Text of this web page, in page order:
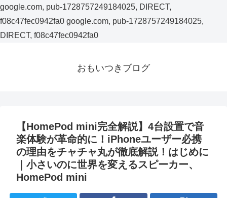
google.com, pub-1728757249184025, DIRECT,
f08c47fec0942fa0 google.com, pub-1728757249184025,
DIRECT, f08c47fec0942fa0
おもいつきブログ
【HomePod mini完全解説】4台設置で音
楽体験が革命的に！iPhoneユーザー必携
の理由をチャチャ丸が徹底解説！はじめに
｜小さいのに世界を変えるスピーカー、
HomePod mini